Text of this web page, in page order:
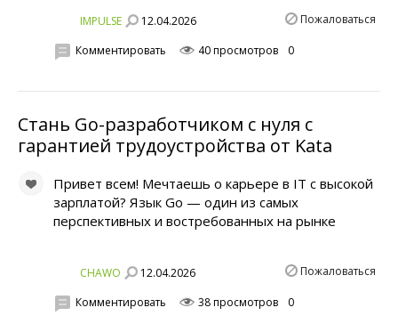
IMPULSE 12.04.2026 Пожаловаться
Комментировать 40 просмотров 0
Стань Go-разработчиком с нуля с
гарантией трудоустройства от Kata
Привет всем! Мечтаешь о карьере в IT с высокой
зарплатой? Язык Go — один из самых
перспективных и востребованных на рынке
CHAWO 12.04.2026 Пожаловаться
Комментировать 38 просмотров 0